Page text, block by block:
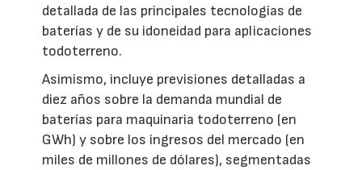
detallada de las principales tecnologías de
baterías y de su idoneidad para aplicaciones
todoterreno.
Asimismo, incluye previsiones detalladas a
diez años sobre la demanda mundial de
baterías para maquinaria todoterreno (en
GWh) y sobre los ingresos del mercado (en
miles de millones de dólares), segmentadas